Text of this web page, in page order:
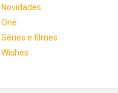
Novidades
One
Séries e filmes
Wishes